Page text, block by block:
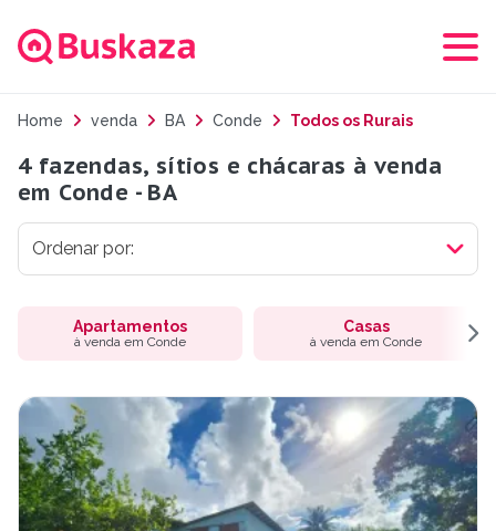
Home venda BA Conde Todos os Rurais
4 fazendas, sítios e chácaras à venda
em Conde - BA
Apartamentos
à venda em Conde
Casas
à venda em Conde